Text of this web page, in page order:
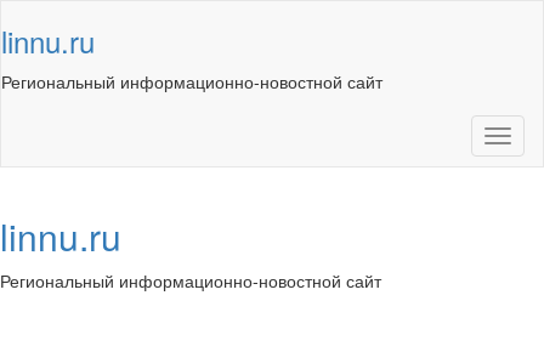
to
content
linnu.ru
Региональный информационно-новостной сайт
linnu.ru
Региональный информационно-новостной сайт